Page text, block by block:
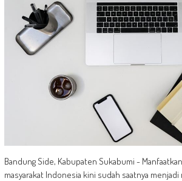
Bandung Side, Kabupaten Sukabumi -
masyarakat Indonesia kini sudah saatnya menjadi